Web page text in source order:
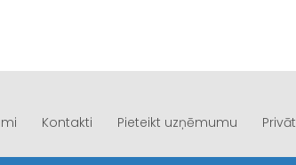
Kontakti Pieteikt uzņēmumu